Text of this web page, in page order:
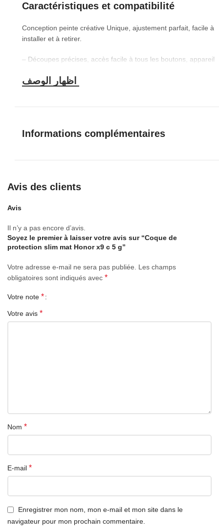
Caractéristiques et compatibilité
Conception peinte créative Unique, ajustement parfait, facile à
installer et à retirer.
– Découpes précises, accès facile à tous les boutons, appareil
Informations complémentaires
Avis des clients
Avis
Il n’y a pas encore d’avis.
Soyez le premier à laisser votre avis sur “Coque de
protection slim mat Honor x9 c 5 g”
Votre adresse e-mail ne sera pas publiée.
Les champs
obligatoires sont indiqués avec *
Votre note *
Votre avis *
Nom *
E-mail *
Enregistrer mon nom, mon e-mail et mon site dans le
navigateur pour mon prochain commentaire.